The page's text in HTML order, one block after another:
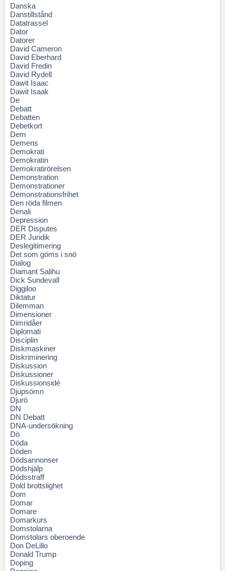
Danska
Danstillstånd
Datatrassel
Dator
Datorer
David Cameron
David Eberhard
David Fredin
David Rydell
Dawit Isaac
Dawit Isaak
De
Debatt
Debatten
Debetkort
Dem
Demens
Demokrati
Demokratin
Demokratirörelsen
Demonstration
Demonstrationer
Demonstrationsfrihet
Den röda filmen
Denali
Depression
DER Disputes
DER Juridik
Deslegitimering
Det som göms i snö
Dialog
Diamant Salihu
Dick Sundevall
Diggiloo
Diktatur
Dilemman
Dimensioner
Dimridåer
Diplomati
Disciplin
Diskmaskiner
Diskriminering
Diskussion
Diskussioner
Diskussionsidé
Djupsömn
Djurö
DN
DN Debatt
DNA-undersökning
Dö
Döda
Döden
Dödsannonser
Dödshjälp
Dödsstraff
Dold brottslighet
Dom
Domar
Domare
Domarkurs
Domstolarna
Domstolars oberoende
Don DeLillo
Donald Trump
Doping